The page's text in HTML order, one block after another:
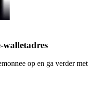
walletadres
op en ga verder met